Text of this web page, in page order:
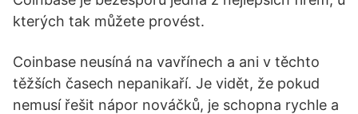
kterých tak můžete provést.
Coinbase neusíná na vavřínech a ani v těchto
těžších časech nepanikaří. Je vidět, že pokud
nemusí řešit nápor nováčků, je schopna rychle a